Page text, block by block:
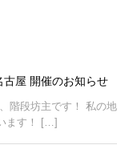
古屋 開催のお知らせ
階段坊主です！ 私の地
ます！ […]